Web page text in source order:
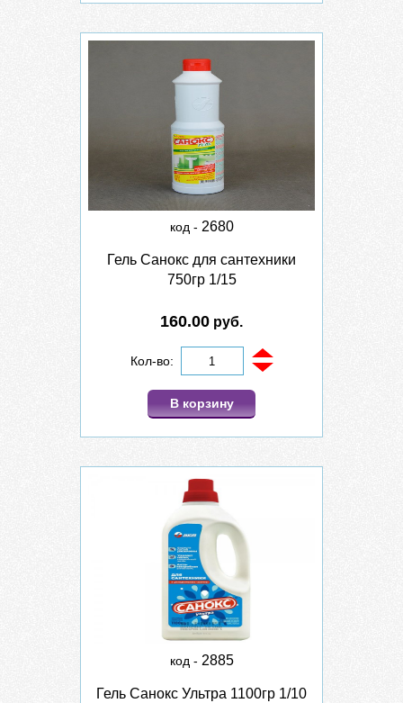
код - 2680
Гель Санокс для сантехники
750гр 1/15
160.00 руб.
Кол-во:
В корзину
код - 2885
Гель Санокс Ультра 1100гр 1/10